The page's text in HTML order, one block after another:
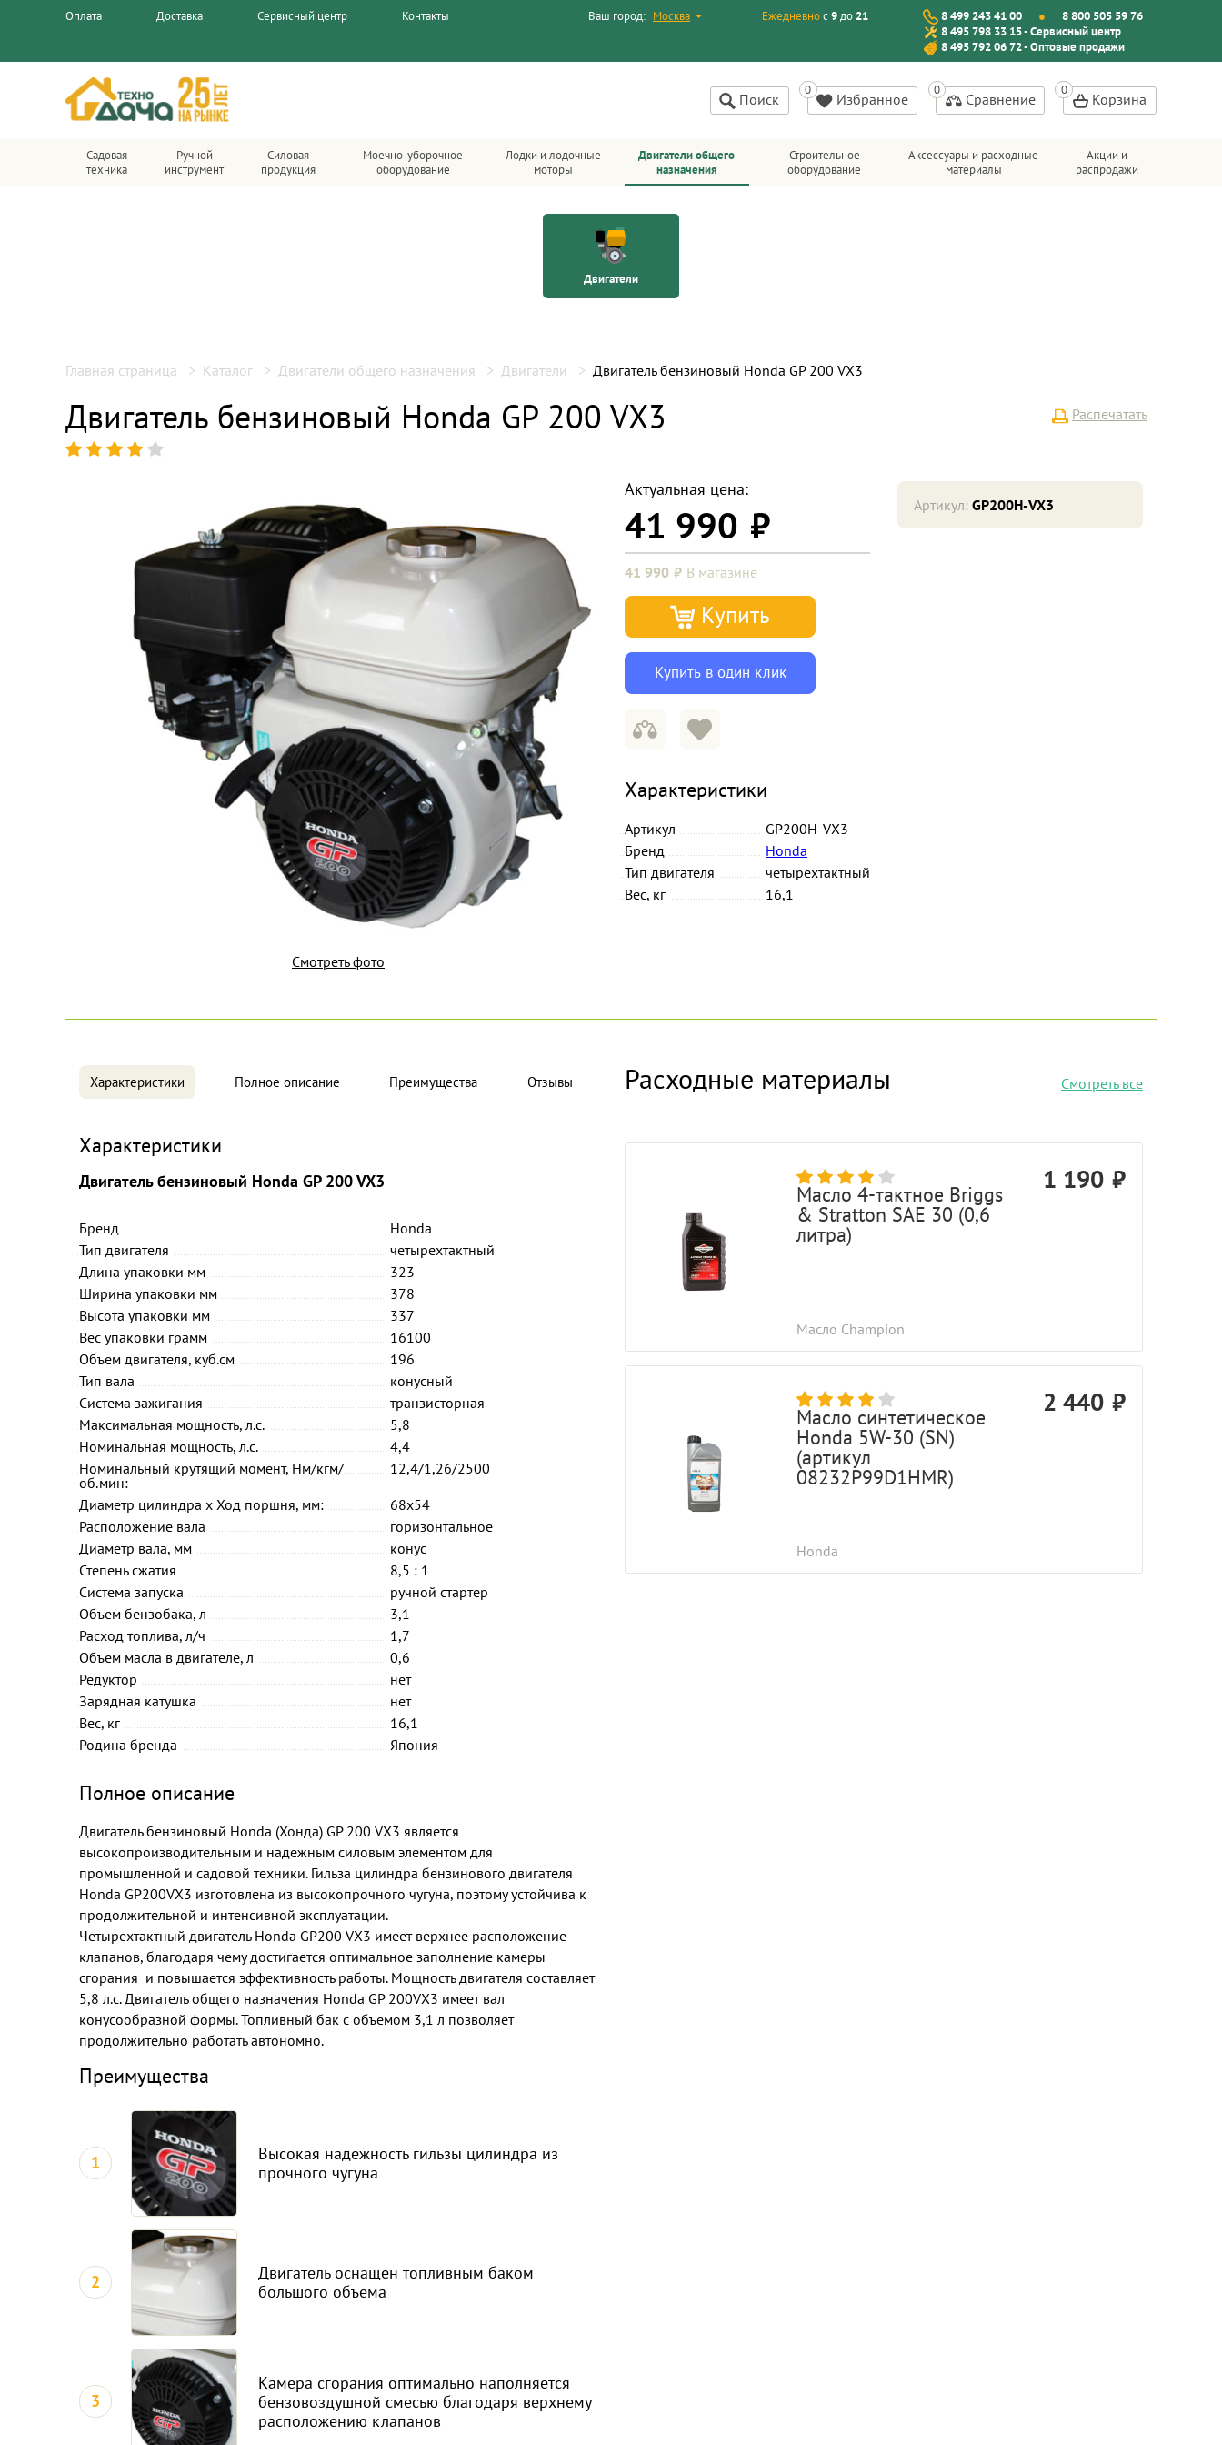
Оплата Доставка Сервисный центр Контакты Ваш город: Москва Ежедневнос9до 21 8 499 243 41 00
8 800 505 59 76
8 495 798 33 15 - Сервисный центр
8 495 792 06 72 - Оптовые продажи
Поиск Избранное Сравнение Корзина
Садовая
техника
Ручной
инструмент
Силовая
продукция
Моечно-уборочное
оборудование
Лодки и лодочные
моторы
Двигатели общего
назначения
Строительное
оборудование
Аксессуары и расходные
материалы
Акции и
распродажи
Двигатели
Главная страница Каталог Двигатели общего назначения Двигатели Двигатель бензиновый Honda GP 200 VX3
Двигатель бензиновый Honda GP 200 VX3 Распечатать
Смотреть фото
Актуальная цена:
41 990
41 990 В магазине
Купить
Купить в один клик
Характеристики
Артикул
GP200H-VX3
Бренд
Honda
Тип двигателя
четырехтактный
Вес, кг
16,1
Артикул: GP200H-VX3
Характеристики Полное описание Преимущества Отзывы
Характеристики
Двигатель бензиновый Honda GP 200 VX3
Бренд
Honda
Тип двигателя
четырехтактный
Длина упаковки мм
323
Ширина упаковки мм
378
Высота упаковки мм
337
Вес упаковки грамм
16100
Объем двигателя, куб.см
196
Тип вала
конусный
Система зажигания
транзисторная
Максимальная мощность, л.с.
5,8
Номинальная мощность, л.с.
4,4
Номинальный крутящий момент, Нм/кгм/
об.мин:
12,4/1,26/2500
Диаметр цилиндра x Ход поршня, мм:
68х54
Расположение вала
горизонтальное
Диаметр вала, мм
конус
Степень сжатия
8,5 : 1
Система запуска
ручной стартер
Объем бензобака, л
3,1
Расход топлива, л/ч
1,7
Объем масла в двигателе, л
0,6
Редуктор
нет
Зарядная катушка
нет
Вес, кг
16,1
Родина бренда
Япония
Полное описание
Двигатель бензиновый Honda (Хонда) GP 200 VX3 является
высокопроизводительным и надежным силовым элементом для
промышленной и садовой техники. Гильза цилиндра бензинового двигателя
Honda GP200VX3 изготовлена из высокопрочного чугуна, поэтому устойчива к
продолжительной и интенсивной эксплуатации.
Четырехтактный двигатель Honda GP200 VX3 имеет верхнее расположение
клапанов, благодаря чему достигается оптимальное заполнение камеры
сгорания и повышается эффективность работы. Мощность двигателя составляет
5,8 л.с. Двигатель общего назначения Honda GP 200VX3 имеет вал
конусообразной формы. Топливный бак с объемом 3,1 л позволяет
продолжительно работать автономно.
Преимущества
1
Высокая надежность гильзы цилиндра из
прочного чугуна
2
Двигатель оснащен топливным баком
большого объема
3
Камера сгорания оптимально наполняется
бензовоздушной смесью благодаря верхнему
расположению клапанов
Расходные материалы Смотреть все
Масло 4-тактное Briggs
& Stratton SAE 30 (0,6
литра)
Масло Champion
1 190
Масло синтетическое
Honda 5W-30 (SN)
(артикул
08232P99D1HMR)
Honda
2 440